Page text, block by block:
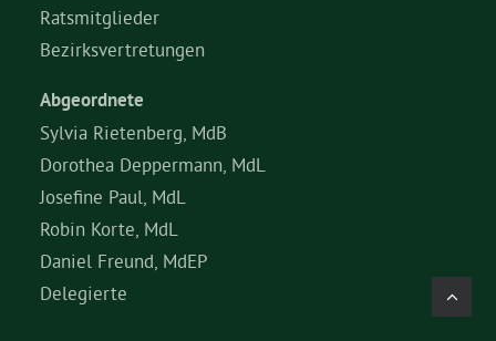
Ratsmitglieder
Bezirksvertretungen
Abgeordnete
Sylvia Rietenberg, MdB
Dorothea Deppermann, MdL
Josefine Paul, MdL
Robin Korte, MdL
Daniel Freund, MdEP
Delegierte